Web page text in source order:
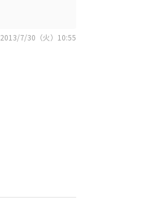
2013/7/30（火）10:55